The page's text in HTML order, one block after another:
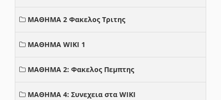
ΜΑΘΗΜΑ 2 Φακελος Τριτης
ΜΑΘΗΜΑ WIKI 1
ΜΑΘΗΜΑ 2: Φακελος Πεμπτης
ΜΑΘΗΜΑ 4: Συνεχεια στα WIKI